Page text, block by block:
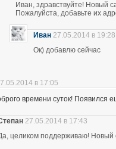
Иван, здравствуйте! Новый
Пожалуйста, добавьте их
Иван 27.05.2014 в 19:28
Ок) добавлю сейчас
в 17:05
времени суток! Появился
27.05.2014 в 17:43
целиком поддерживаю!